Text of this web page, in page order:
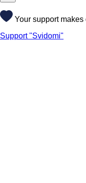
Your support
Support "Svidomi"